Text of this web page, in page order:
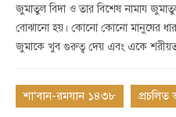
জুমাতুল বিদা ও তার বিশেষ নামায
বোঝানো হয়। কোনো কোনো মানুষের
জুমাকে খুব গুরুত্ব দেয় এবং একে
শা‘বান-রমযান ১৪৩৮ প্রচলিত